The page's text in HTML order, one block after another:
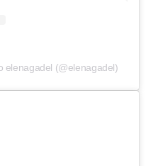
elenagadel (@elenagadel)